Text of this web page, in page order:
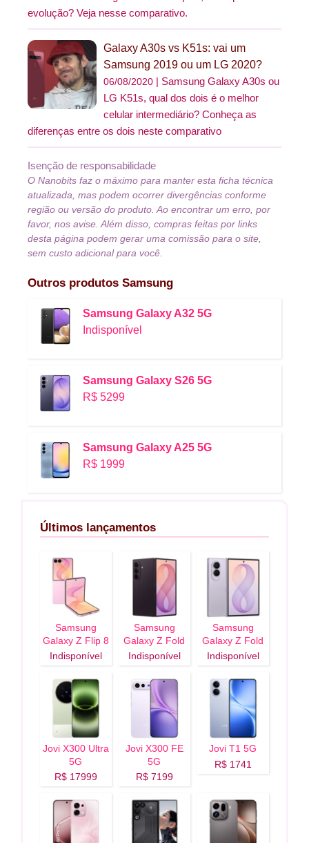
evolução? Veja nesse comparativo.
Galaxy A30s vs K51s: vai um
Samsung 2019 ou um LG 2020?
06/08/2020
Samsung Galaxy A30s ou
LG K51s, qual dos dois é o melhor
celular intermediário? Conheça as
diferenças entre os dois neste comparativo
Isenção de responsabilidade
O Nanobits faz o máximo para manter esta ficha técnica
atualizada, mas podem ocorrer divergências conforme
região ou versão do produto. Ao encontrar um erro, por
favor, nos avise. Além disso, compras feitas por links
desta página podem gerar uma comissão para o site,
sem custo adicional para você.
Outros produtos Samsung
Samsung Galaxy A32 5G
Indisponível
Samsung Galaxy S26 5G
R$ 5299
Samsung Galaxy A25 5G
R$ 1999
Últimos lançamentos
Samsung
Galaxy Z Flip 8
5G
Indisponível
Samsung
Galaxy Z Fold
8 Ultra 5G
Indisponível
Samsung
Galaxy Z Fold
8 5G
Indisponível
Jovi X300 Ultra
5G
R$ 17999
Jovi X300 FE
5G
R$ 7199
Jovi T1 5G
R$ 1741